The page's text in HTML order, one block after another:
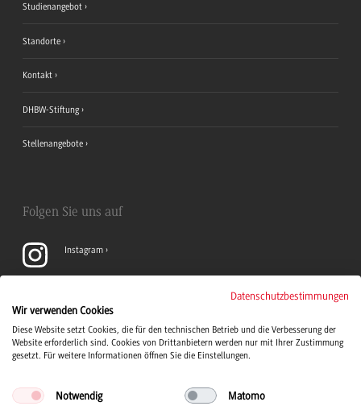
Studienangebot
Standorte
Kontakt
DHBW-Stiftung
Stellenangebote
Folgen Sie uns auf
Instagram
LinkedIn
Datenschutzbestimmungen
Wir verwenden Cookies
Diese Website setzt Cookies, die für den technischen Betrieb und die Verbesserung der
Website erforderlich sind. Cookies von Drittanbietern werden nur mit Ihrer Zustimmung
gesetzt. Für weitere Informationen öffnen Sie die Einstellungen.
Notwendig Matomo